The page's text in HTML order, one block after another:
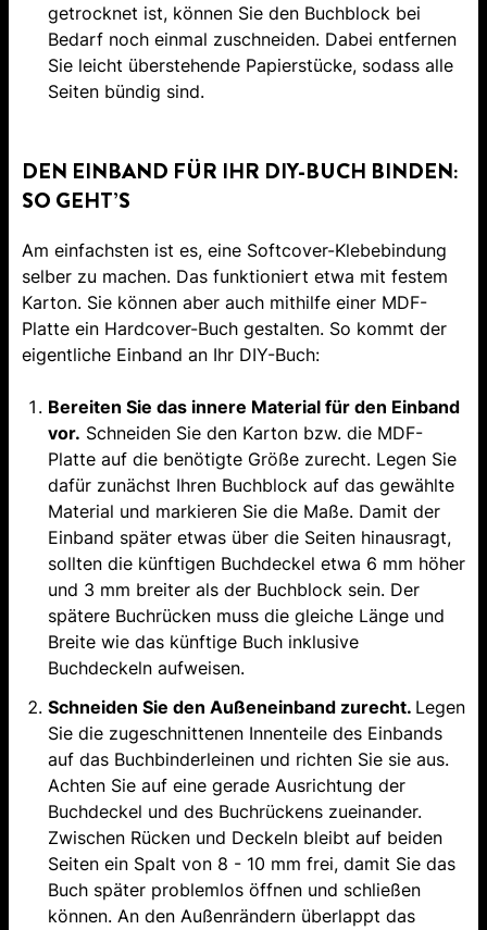
getrocknet ist, können Sie den Buchblock bei
Bedarf noch einmal zuschneiden. Dabei entfernen
Sie leicht überstehende Papierstücke, sodass alle
Seiten bündig sind.
DEN EINBAND FÜR IHR DIY-BUCH BINDEN:
SO GEHT’S
Am einfachsten ist es, eine Softcover-Klebebindung
selber zu machen. Das funktioniert etwa mit festem
Karton. Sie können aber auch mithilfe einer MDF-
Platte ein Hardcover-Buch gestalten. So kommt der
eigentliche Einband an Ihr DIY-Buch:
Bereiten Sie das innere Material für den Einband
vor. Schneiden Sie den Karton bzw. die MDF-
Platte auf die benötigte Größe zurecht. Legen Sie
dafür zunächst Ihren Buchblock auf das gewählte
Material und markieren Sie die Maße. Damit der
Einband später etwas über die Seiten hinausragt,
sollten die künftigen Buchdeckel etwa 6 mm höher
und 3 mm breiter als der Buchblock sein. Der
spätere Buchrücken muss die gleiche Länge und
Breite wie das künftige Buch inklusive
Buchdeckeln aufweisen.
Schneiden Sie den Außeneinband zurecht. Legen
Sie die zugeschnittenen Innenteile des Einbands
auf das Buchbinderleinen und richten Sie sie aus.
Achten Sie auf eine gerade Ausrichtung der
Buchdeckel und des Buchrückens zueinander.
Zwischen Rücken und Deckeln bleibt auf beiden
Seiten ein Spalt von 8 - 10 mm frei, damit Sie das
Buch später problemlos öffnen und schließen
können. An den Außenrändern überlappt das